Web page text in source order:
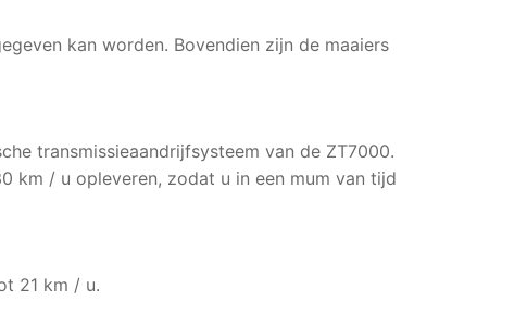
kan worden. Bovendien zijn de maaiers
transmissieaandrijfsysteem van de ZT7000.
km / u opleveren, zodat u in een mum van tijd
21 km / u.